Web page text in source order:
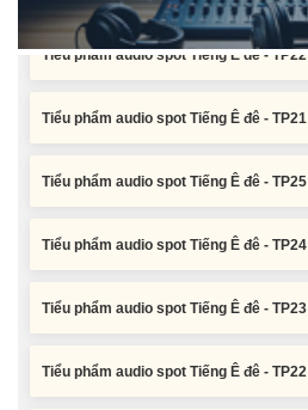
Tiểu phẩm audio spot Tiếng Ê đê - TP22
Tiểu phẩm audio spot Tiếng Ê đê - TP21
Tiểu phẩm audio spot Tiếng Ê đê - TP25
Tiểu phẩm audio spot Tiếng Ê đê - TP24
Tiểu phẩm audio spot Tiếng Ê đê - TP23
Tiểu phẩm audio spot Tiếng Ê đê - TP22
Tiểu phẩm audio spot Tiếng Ê đê - TP21